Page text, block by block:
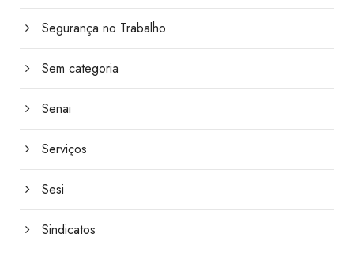
Segurança no Trabalho
Sem categoria
Senai
Serviços
Sesi
Sindicatos